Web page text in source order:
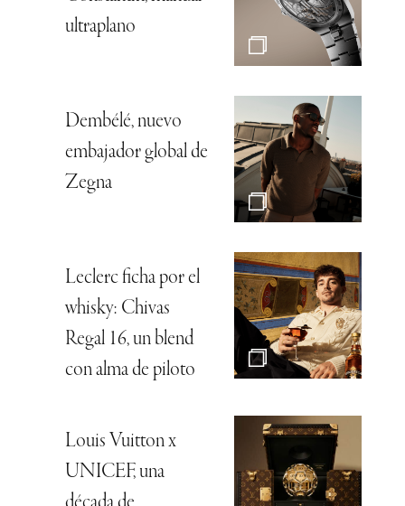
ultraplano
Dembélé, nuevo
embajador global de
Zegna
Leclerc ficha por el
whisky: Chivas
Regal 16, un blend
con alma de piloto
Louis Vuitton x
UNICEF, una